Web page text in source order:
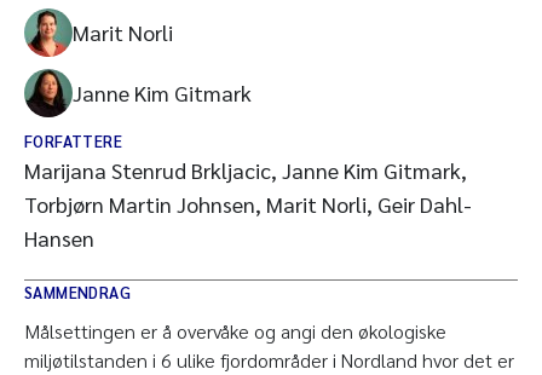
Marit Norli
Janne Kim Gitmark
FORFATTERE
Marijana Stenrud Brkljacic, Janne Kim Gitmark,
Torbjørn Martin Johnsen, Marit Norli, Geir Dahl-
Hansen
SAMMENDRAG
Målsettingen er å overvåke og angi den økologiske
miljøtilstanden i 6 ulike fjordområder i Nordland hvor det er